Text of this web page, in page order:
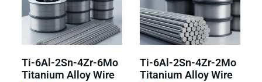
Ti-6Al-2Sn-4Zr-6Mo
Titanium Alloy Wire
Ti-6Al-2Sn-4Zr-2Mo
Titanium Alloy Wire